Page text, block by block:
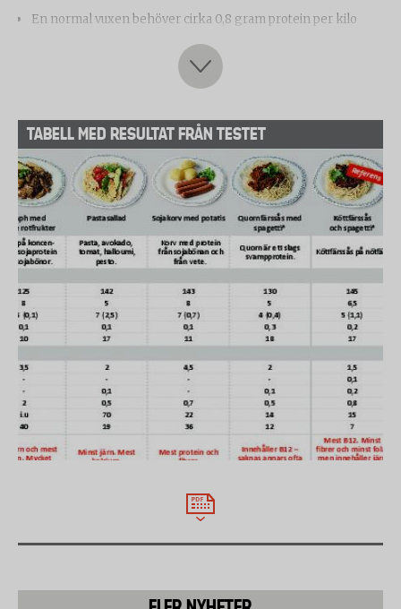
En normal vuxen behöver cirka 0,8 gram protein per kilo
Väger du 80 kilo behöver du alltså 64 g protein
Protein innehåller aminosyror. Nio är essentiella, vilket
betyder att vi måste få dem via maten för vi kan inte tillverka
dem själva.
Animaliskt protein innehåller ofta fler essentiella
aminosyror, men alla finns i växtriket också, men man måste
samla in dem från flera källor.
TABELL MED RESULTAT FRÅN TESTET